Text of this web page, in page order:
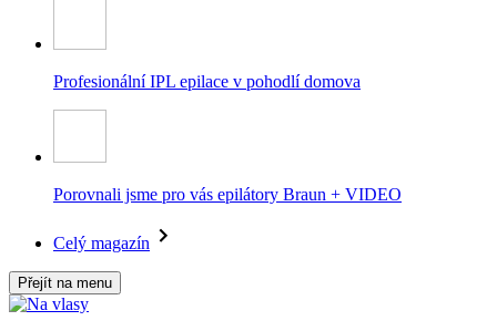
Profesionální IPL epilace v pohodlí domova
Porovnali jsme pro vás epilátory Braun + VIDEO
Celý magazín
Přejít na menu